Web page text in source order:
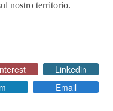
nostro territorio.
Linkedin
Email